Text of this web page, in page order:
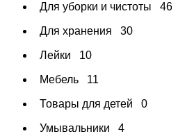
Для уборки и чистоты 46
Для хранения 30
Лейки 10
Мебель 11
Товары для детей 0
Умывальники 4